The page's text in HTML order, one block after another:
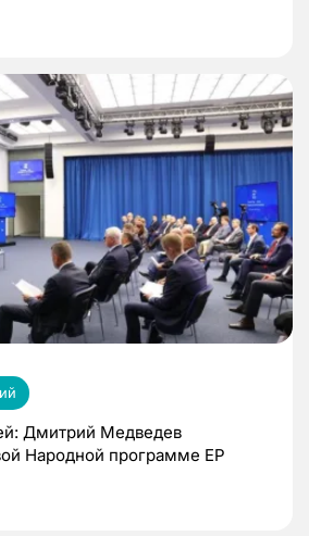
Дмитрий Медведев
Народной программе ЕР